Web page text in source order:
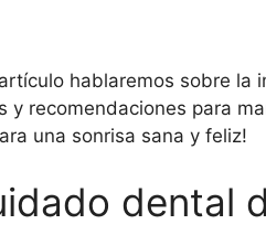
hablaremos sobre la
y recomendaciones para
una sonrisa sana y feliz!
dental